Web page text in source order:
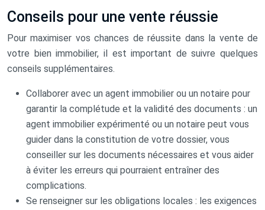
Conseils pour une vente réussie
Pour maximiser vos chances de réussite dans la vente de
votre bien immobilier, il est important de suivre quelques
conseils supplémentaires.
Collaborer avec un agent immobilier ou un notaire pour
garantir la complétude et la validité des documents : un
agent immobilier expérimenté ou un notaire peut vous
guider dans la constitution de votre dossier, vous
conseiller sur les documents nécessaires et vous aider
à éviter les erreurs qui pourraient entraîner des
complications.
Se renseigner sur les obligations locales : les exigences